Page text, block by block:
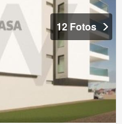
12 Fotos